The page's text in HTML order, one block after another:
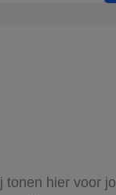
hier voor